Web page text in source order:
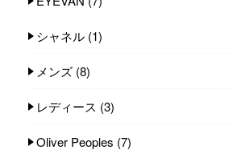
シャネル (1)
メンズ (8)
レディース (3)
Oliver Peoples (7)